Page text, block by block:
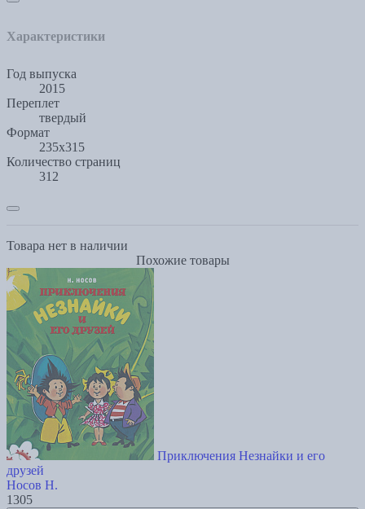
Характеристики
Год выпуска
2015
Переплет
твердый
Формат
235x315
Количество страниц
312
Товара нет в наличии
Похожие товары
Приключения Незнайки и его
друзей
Носов Н.
1305